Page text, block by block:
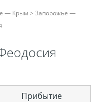
— Крым > Запорожье —
Прибытие